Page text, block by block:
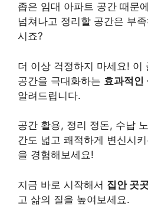
좁은 임대 아파트 공간 때문
넘쳐나고 정리할 공간은 부
시죠?
더 이상 걱정하지 마세요! 이
공간을 극대화하는 효과적인
알려드립니다.
공간 활용, 정리 정돈, 수납
간도 넓고 쾌적하게 변신시
을 경험해보세요!
지금 바로 시작해서 집안 곳
고 삶의 질을 높여보세요.